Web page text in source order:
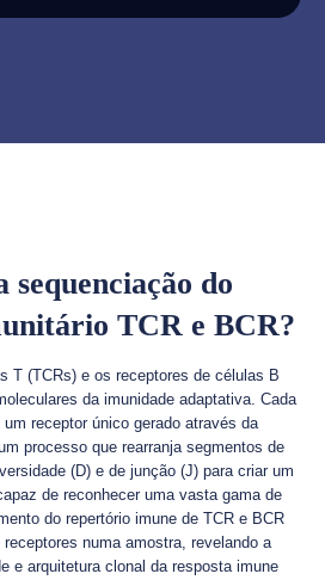
sequenciação do
TCR e BCR?
T (TCRs) e os receptores de células B
da imunidade adaptativa. Cada
receptor único gerado através da
processo que rearranja segmentos de
(D) e de junção (J) para criar um
de reconhecer uma vasta gama de
do repertório imune de TCR e BCR
numa amostra, revelando a
e arquitetura clonal da resposta imune